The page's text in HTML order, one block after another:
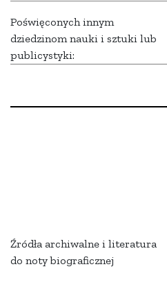
Poświęconych innym
dziedzinom nauki i sztuki lub
publicystyki:
Źródła archiwalne i literatura
do noty biograficznej